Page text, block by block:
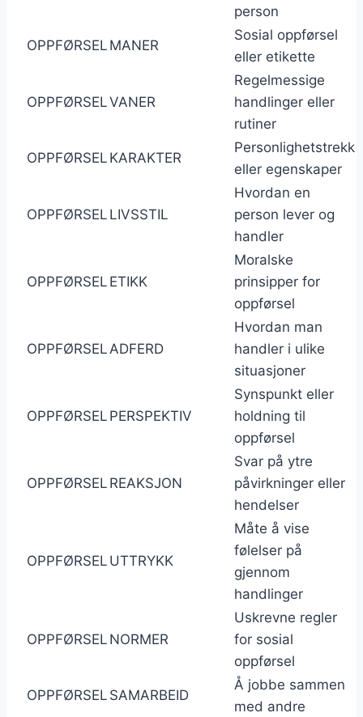
person
OPPFØRSEL MANER
Sosial oppførsel
eller etikette
OPPFØRSELVANER
Regelmessige
handlinger eller
rutiner
OPPFØRSEL KARAKTER
Personlighetstrekk
eller egenskaper
OPPFØRSEL LIVSSTIL
Hvordan en
person lever og
handler
OPPFØRSEL ETIKK
Moralske
prinsipper for
oppførsel
OPPFØRSELADFERD
Hvordan man
handler i ulike
situasjoner
OPPFØRSEL PERSPEKTIV
Synspunkt eller
holdning til
oppførsel
OPPFØRSEL REAKSJON
Svar på ytre
påvirkninger eller
hendelser
OPPFØRSEL UTTRYKK
Måte å vise
følelser på
gjennom
handlinger
OPPFØRSEL NORMER
Uskrevne regler
for sosial
oppførsel
OPPFØRSEL SAMARBEID
Å jobbe sammen
med andre